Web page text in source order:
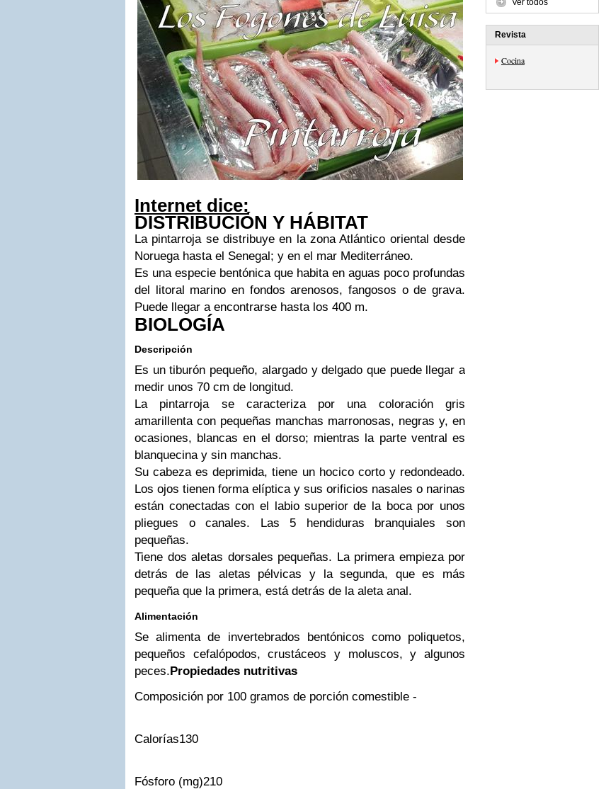
Internet dice:
DISTRIBUCIÓN Y HÁBITAT
La pintarroja se distribuye en la zona Atlántico oriental desde
Noruega hasta el Senegal; y en el mar Mediterráneo.
Es una especie bentónica que habita en aguas poco profundas
del litoral marino en fondos arenosos, fangosos o de grava.
Puede llegar a encontrarse hasta los 400 m.
BIOLOGÍA
Descripción
Es un tiburón pequeño, alargado y delgado que puede llegar a
medir unos 70 cm de longitud.
La pintarroja se caracteriza por una coloración gris
amarillenta con pequeñas manchas marronosas, negras y, en
ocasiones, blancas en el dorso; mientras la parte ventral es
blanquecina y sin manchas.
Su cabeza es deprimida, tiene un hocico corto y redondeado.
Los ojos tienen forma elíptica y sus orificios nasales o narinas
están conectadas con el labio superior de la boca por unos
pliegues o canales. Las 5 hendiduras branquiales son
pequeñas.
Tiene dos aletas dorsales pequeñas. La primera empieza por
detrás de las aletas pélvicas y la segunda, que es más
pequeña que la primera, está detrás de la aleta anal.
Alimentación
Se alimenta de invertebrados bentónicos como poliquetos,
pequeños cefalópodos, crustáceos y moluscos, y algunos
peces.Propiedades nutritivas
Composición por 100 gramos de porción comestible -
Calorías130
Fósforo (mg)210
Ver todos
Revista
Cocina